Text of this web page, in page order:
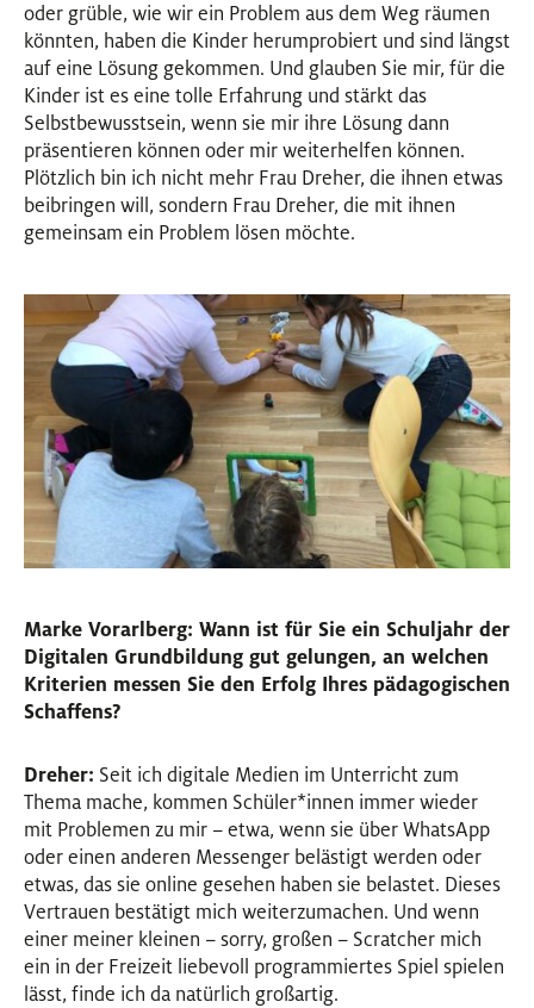
oder grüble, wie wir ein Problem aus dem Weg räumen
könnten, haben die Kinder herumprobiert und sind längst
auf eine Lösung gekommen. Und glauben Sie mir, für die
Kinder ist es eine tolle Erfahrung und stärkt das
Selbstbewusstsein, wenn sie mir ihre Lösung dann
präsentieren können oder mir weiterhelfen können.
Plötzlich bin ich nicht mehr Frau Dreher, die ihnen etwas
beibringen will, sondern Frau Dreher, die mit ihnen
gemeinsam ein Problem lösen möchte.
Marke Vorarlberg: Wann ist für Sie ein Schuljahr der
Digitalen Grundbildung gut gelungen, an welchen
Kriterien messen Sie den Erfolg Ihres pädagogischen
Schaffens?
Dreher: Seit ich digitale Medien im Unterricht zum
Thema mache, kommen Schüler*innen Innen
immer wieder
mit Problemen zu mir – etwa, wenn sie über WhatsApp
oder einen anderen Messenger belästigt werden oder
etwas, das sie online gesehen haben sie belastet. Dieses
Vertrauen bestätigt mich weiterzumachen. Und wenn
einer meiner kleinen – sorry, großen – Scratcher mich
ein in der Freizeit liebevoll programmiertes Spiel spielen
lässt, finde ich da natürlich großartig.